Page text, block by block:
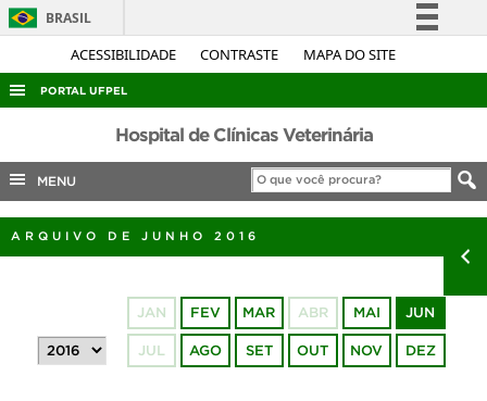
ACESSIBILIDADE CONTRASTE MAPA DO SITE
BRASIL
Simplifique!
Legislação
Canais
PORTAL UFPEL
ACESSO À INFORMAÇÃO
AUDITORIA
COBALTO
CONCURSOS
OUVIDORIA
Hospital de Clínicas Veterinária
MENU
ARQUIVO DE JUNHO 2016
JAN FEV MAR ABR MAI JUN
JUL AGO SET OUT NOV DEZ